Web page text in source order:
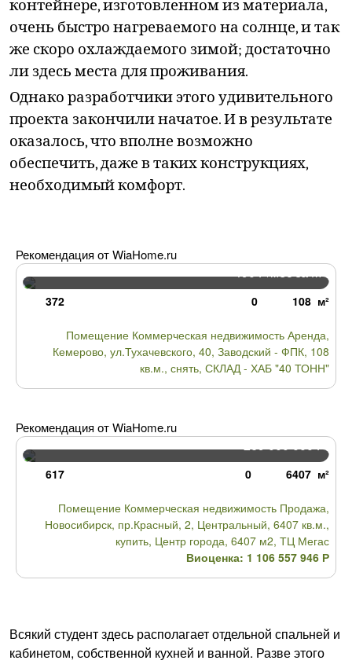
контейнере, изготовленном из материала,
очень быстро нагреваемого на солнце, и так
же скоро охлаждаемого зимой; достаточно
ли здесь места для проживания.
Однако разработчики этого удивительного
проекта закончили начатое. И в результате
оказалось, что вполне возможно
обеспечить, даже в таких конструкциях,
необходимый комфорт.
Рекомендация от WiaHome.ru
372 0 108 м²
Помещение Коммерческая недвижимость Аренда,
Кемерово, ул.Тухачевского, 40, Заводский - ФПК, 108
кв.м., снять, СКЛАД - ХАБ "40 ТОНН"
Рекомендация от WiaHome.ru
617 0 6407 м²
Помещение Коммерческая недвижимость Продажа,
Новосибирск, пр.Красный, 2, Центральный, 6407 кв.м.,
купить, Центр города, 6407 м2, ТЦ Мегас
Виоценка: 1 106 557 946 Р
Всякий студент здесь располагает отдельной спальней и
кабинетом, собственной кухней и ванной. Разве этого